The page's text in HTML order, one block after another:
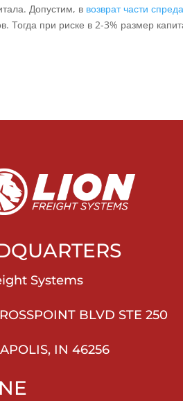
Допустим, в возврат части спреда
Тогда при риске в 2-3% размер
Systems
BLVD STE 250
IN 46256